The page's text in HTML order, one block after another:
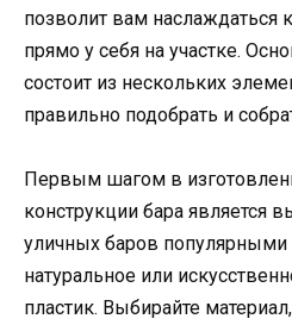
позволит вам
прямо у себя на участке.
состоит из нескольких
правильно подобрать и
Первым шагом в
конструкции бара является
уличных баров популярными
натуральное или
пластик. Выбирайте